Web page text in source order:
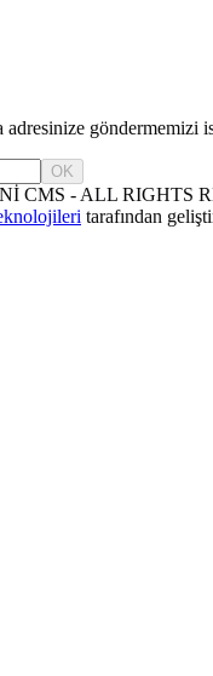
adresinize göndermemizi
OK
CMS - ALL RIGHTS
tarafından